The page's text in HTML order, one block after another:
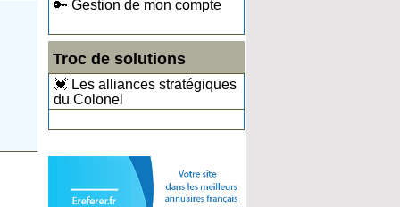
🔑 Gestion de mon compte
Troc de solutions
💓 Les alliances stratégiques
du Colonel